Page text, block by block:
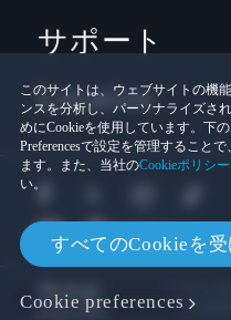
このサイトは、ウェブサイトの機
ンスを分析し、パーソナライズさ
めにCookieを使用しています。下
Preferencesで設定を管理すること
ます。また、当社のCookieポリシー
い。
すべてのCookieを受
Cookie preferences
サポート
Location
法的情報